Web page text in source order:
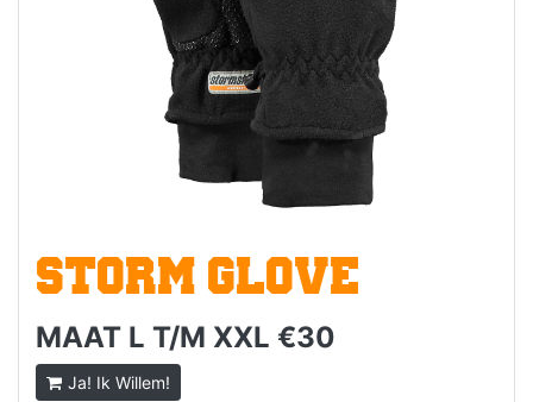
STORM GLOVE
MAAT L T/M XXL €30
Ja! Ik Willem!